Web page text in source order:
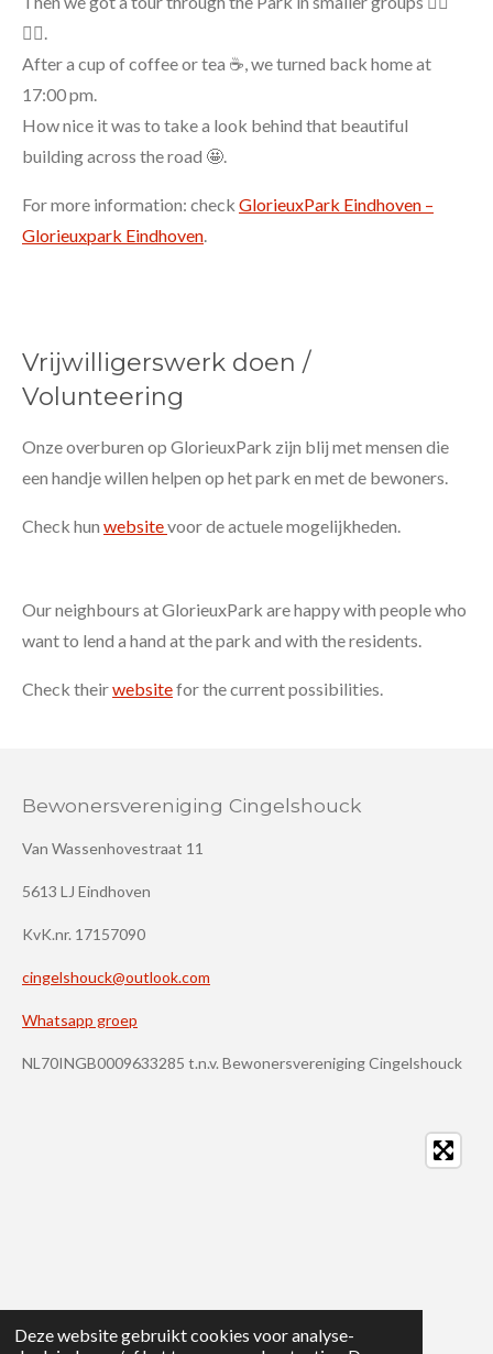
Deze website gebruikt cookies voor analyse-
🚶‍♀️.
After a cup of coffee or tea ☕, we turned back home at
17:00 pm.
How nice it was to take a look behind that beautiful
building across the road 🤩.
For more information: check GlorieuxPark Eindhoven –
Glorieuxpark Eindhoven.
Vrijwilligerswerk doen /
Volunteering
Onze overburen op GlorieuxPark zijn blij met mensen die
een handje willen helpen op het park en met de bewoners.
Check hun websitevoor de actuele mogelijkheden.
Our neighbours at GlorieuxPark are happy with people who
want to lend a hand at the park and with the residents.
Check theirwebsitefor the current possibilities.
Bewonersvereniging Cingelshouck
Van Wassenhovestraat 11
5613 LJ Eindhoven
KvK.nr. 17157090
cingelshouck@outlook.com
Whatsapp groep
NL70INGB0009633285 t.n.v. Bewonersvereniging Cingelshouck